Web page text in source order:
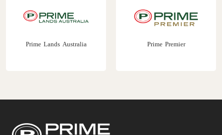
Prime Lands Australia Prime Premier